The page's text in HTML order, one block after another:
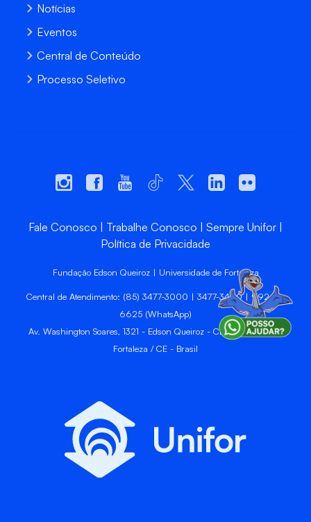
Notícias
Eventos
Central de Conteúdo
Processo Seletivo
Fale Conosco Trabalhe Conosco
Sempre Unifor
Política de Privacidade
Fundação Edson Queiroz | Universidade de Fortaleza
Central de Atendimento: (85) 3477-3000 | 3477-3400 | 99246-
6625 (WhatsApp)
Av. Washington Soares, 1321 - Edson Queiroz - CEP 60811-905 -
Fortaleza / CE - Brasil